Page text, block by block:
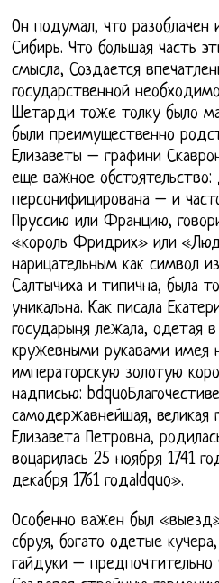
Он подумал, что
Сибирь. Что большая часть
смысла, Создается
государственной
Шетарди тоже толку было
были преимущественно
Елизаветы – графини
еще важное
персонифицирована – и
Пруссию или Францию,
«король Фридрих» или
нарицательным как символ
Салтычиха и типична, была
уникальна. Как писала
государыня лежала, одетая
кружевными рукавами имея
императорскую золотую
надписью:
самодержавнейшая, великая
Елизавета Петровна,
воцарилась 25 ноября 1741
декабря 1761 годаldquo».
Особенно важен был
сбруя, богато одетые
гайдуки – предпочтительно